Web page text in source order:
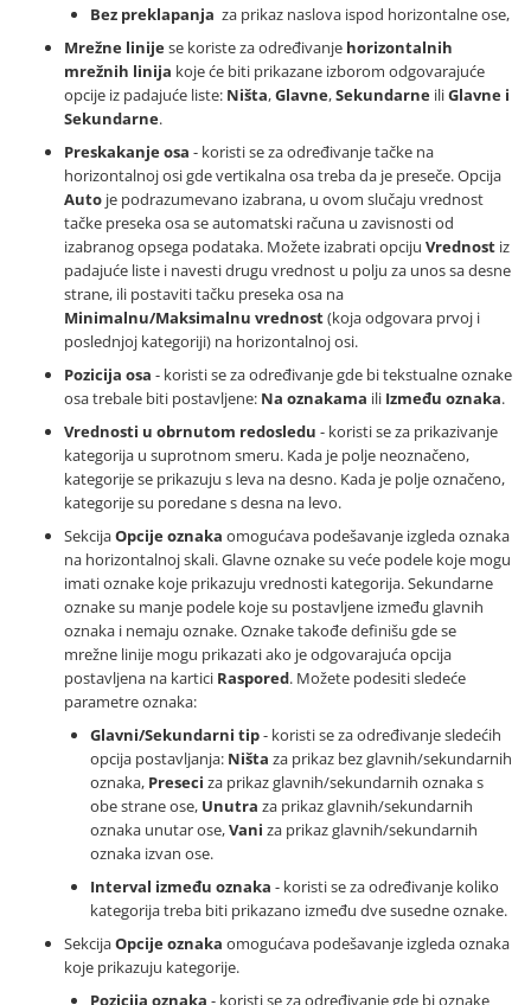
Bez preklapanja za prikaz naslova ispod horizontalne ose,
Mrežne linijese koriste za određivanje horizontalnih
mrežnih linija koje će biti prikazane izborom odgovarajuće
opcije iz padajuće liste: Ništa,Glavne,Sekundarne iliGlavne i
Sekundarne.
Preskakanje osa - koristi se za određivanje tačke na
horizontalnoj osi gde vertikalna osa treba da je preseče. Opcija
Auto je podrazumevano izabrana, u ovom slučaju vrednost
tačke preseka osa se automatski računa u zavisnosti od
izabranog opsega podataka. Možete izabrati opciju Vrednost iz
padajuće liste i navesti drugu vrednost u polju za unos sa desne
strane, ili postaviti tačku preseka osa na
Minimalnu/Maksimalnu vrednost(koja odgovara prvoj i
poslednjoj kategoriji) na horizontalnoj osi.
Pozicija osa - koristi se za određivanje gde bi tekstualne oznake
osa trebale biti postavljene: Na oznakama ili Između oznaka.
Vrednosti u obrnutom redosledu - koristi se za prikazivanje
kategorija u suprotnom smeru. Kada je polje neoznačeno,
kategorije se prikazuju s leva na desno. Kada je polje označeno,
kategorije su poredane s desna na levo.
SekcijaOpcije oznaka omogućava podešavanje izgleda oznaka
na horizontalnoj skali. Glavne oznake su veće podele koje mogu
imati oznake koje prikazuju vrednosti kategorija. Sekundarne
oznake su manje podele koje su postavljene između glavnih
oznaka i nemaju oznake. Oznake takođe definišu gde se
mrežne linije mogu prikazati ako je odgovarajuća opcija
postavljena na kartici Raspored. Možete podesiti sledeće
parametre oznaka:
Glavni/Sekundarni tip- koristi se za određivanje sledećih
opcija postavljanja: Ništa za prikaz bez glavnih/sekundarnih
oznaka, Preseci za prikaz glavnih/sekundarnih oznaka s
obe strane ose, Unutra za prikaz glavnih/sekundarnih
oznaka unutar ose,Vani za prikaz glavnih/sekundarnih
oznaka izvan ose.
Interval između oznaka - koristi se za određivanje koliko
kategorija treba biti prikazano između dve susedne oznake.
SekcijaOpcije oznaka omogućava podešavanje izgleda oznaka
koje prikazuju kategorije.
Pozicija oznaka - koristi se za određivanje gde bi oznake